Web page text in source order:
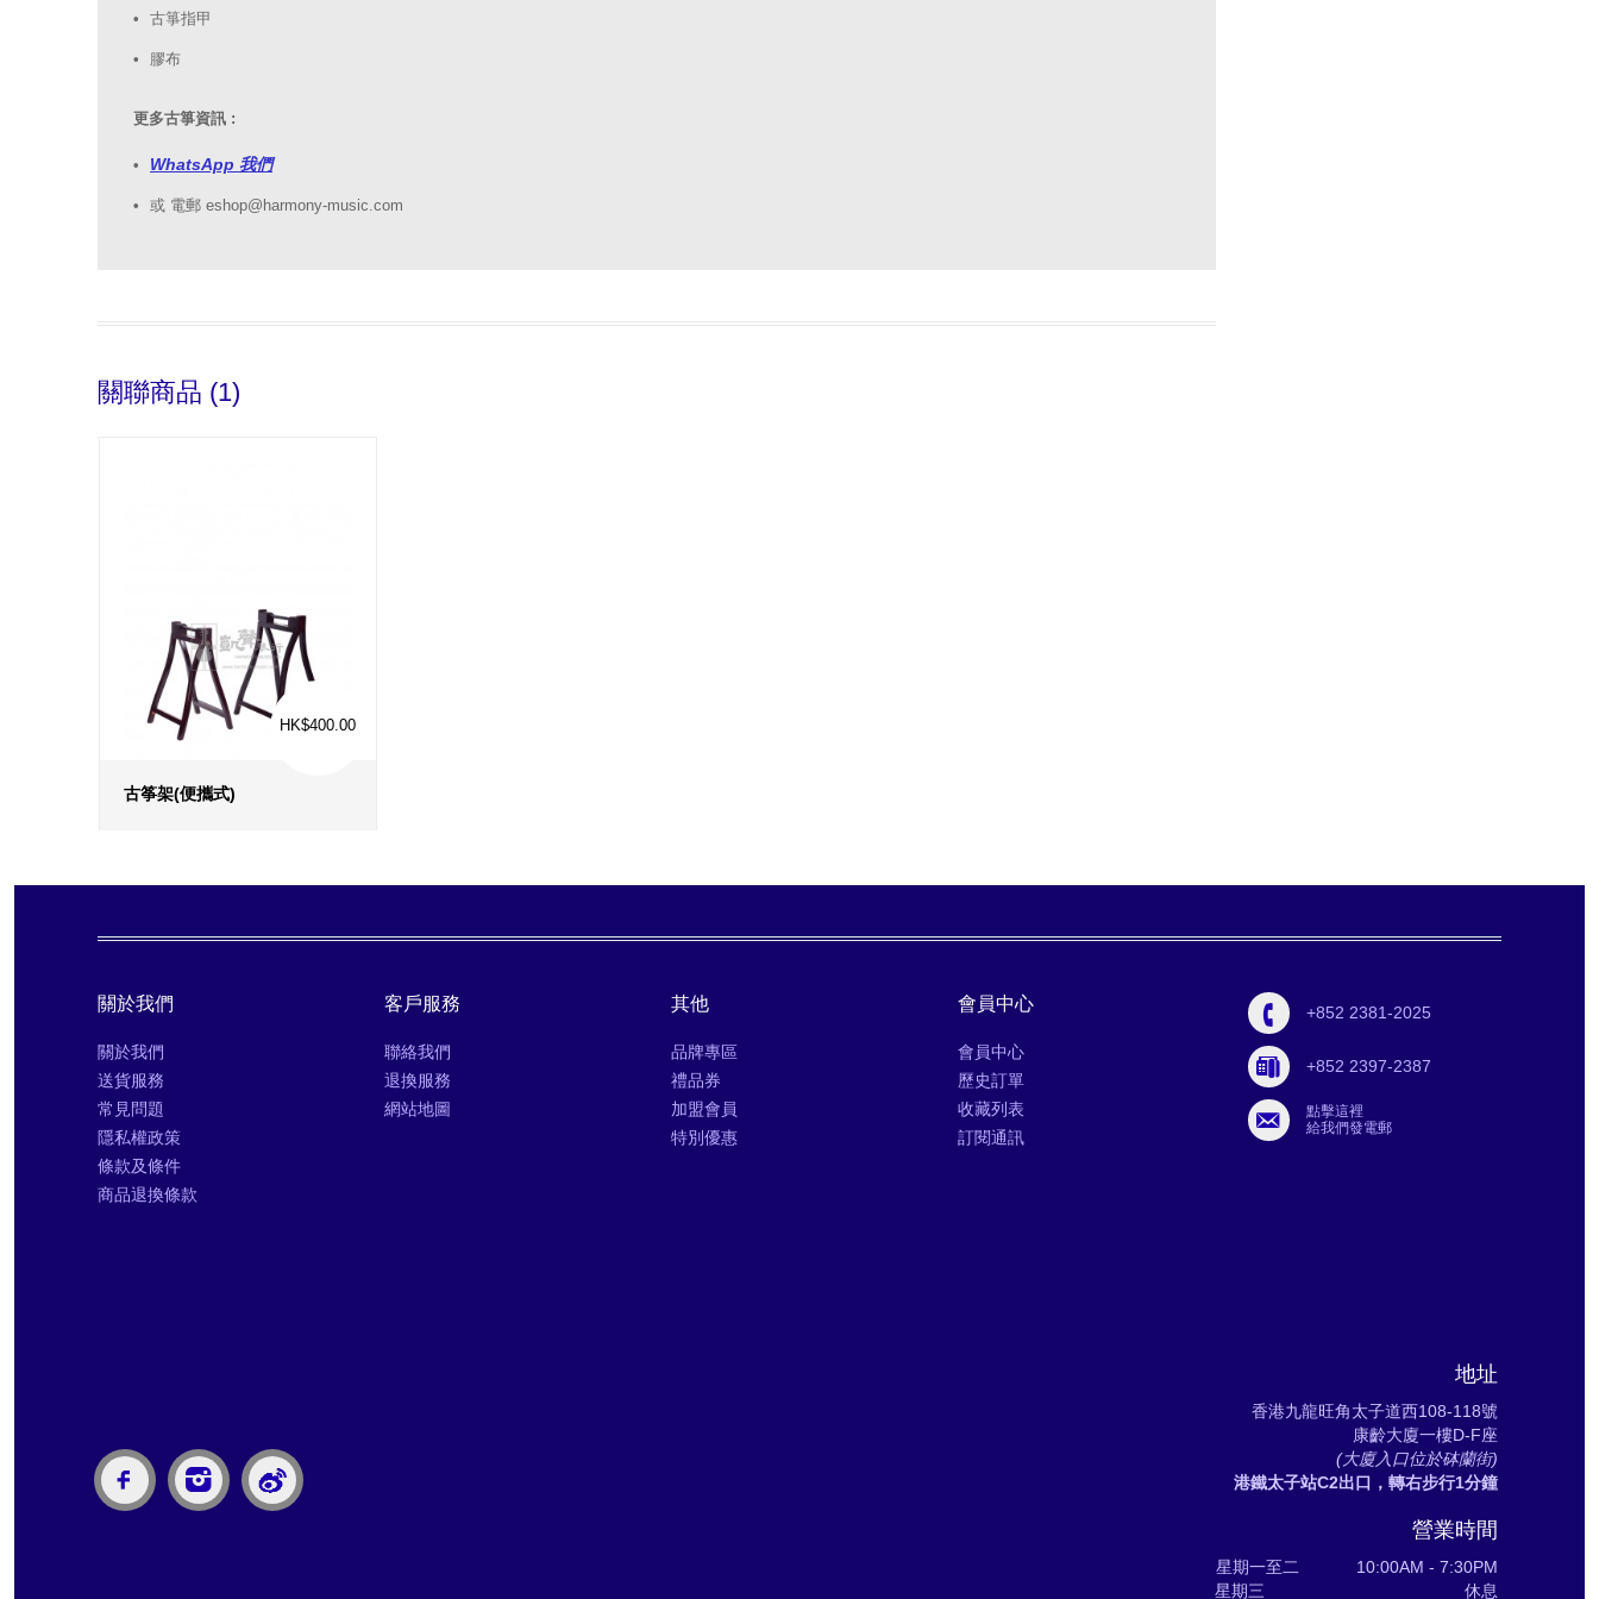
古箏指甲
膠布
更多古箏資訊 :
WhatsApp 我們
或 電郵 eshop@harmony-music.com
關聯商品 (1)
古筝架(便攜式)
收藏 ›
HK$400.00
關於我們
關於我們
送貨服務
常見問題
隱私權政策
條款及條件
商品退換條款
客戶服務
聯絡我們
退換服務
網站地圖
其他
品牌專區
禮品券
加盟會員
特別優惠
會員中心
會員中心
歷史訂單
收藏列表
訂閱通訊
+852 2381-2025
+852 2397-2387
點擊這裡
給我們發電郵
地址
香港九龍旺角太子道西108-118號
康齡大廈一樓D-F座
(大廈入口位於砵蘭街)
港鐵太子站C2出口，轉右步行1分鐘
營業時間
星期一至二 10:00AM - 7:30PM
星期三 休息